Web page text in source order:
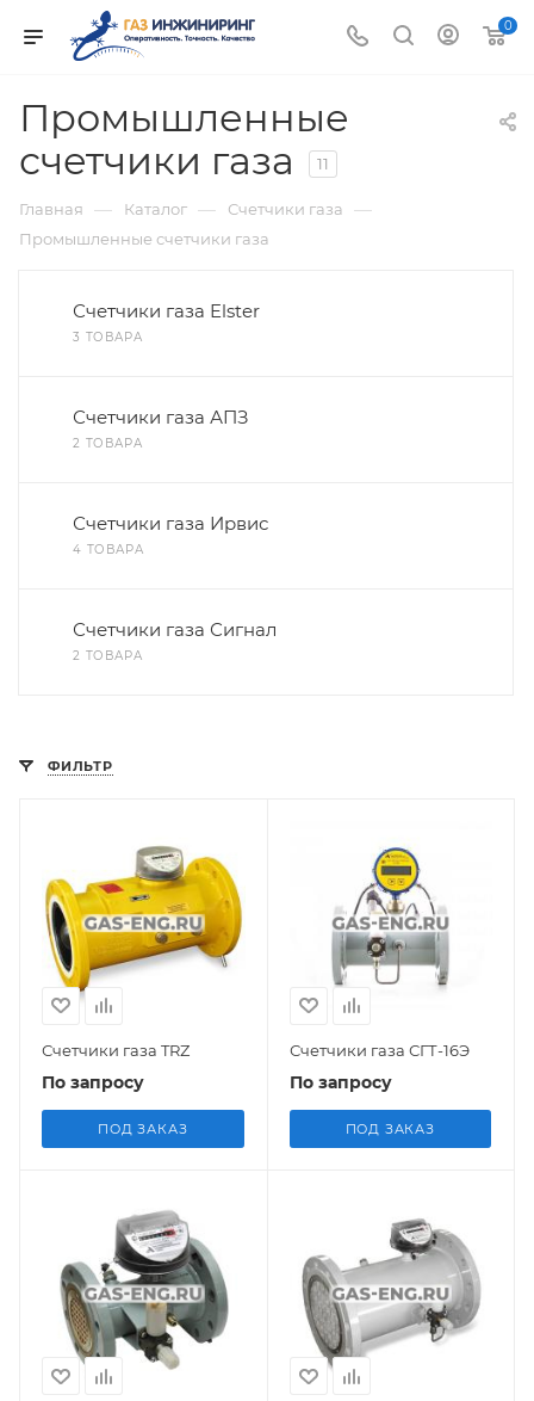
0
Промышленные
счетчики газа
11
Главная — Каталог — Счетчики газа —
Промышленные счетчики газа
Счетчики газа Elster
3 ТОВАРА
Счетчики газа АПЗ
2 ТОВАРА
Счетчики газа Ирвис
4 ТОВАРА
Счетчики газа Сигнал
2 ТОВАРА
ФИЛЬТР
Счетчики газа TRZ
По запросу
ПОД ЗАКАЗ
Счетчики газа СГТ-16Э
По запросу
ПОД ЗАКАЗ